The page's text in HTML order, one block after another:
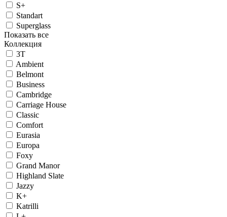
S+
Standart
Superglass
Показать все
Коллекция
3T
Ambient
Belmont
Business
Cambridge
Carriage House
Classic
Comfort
Eurasia
Europa
Foxy
Grand Manor
Highland Slate
Jazzy
K+
Katrilli